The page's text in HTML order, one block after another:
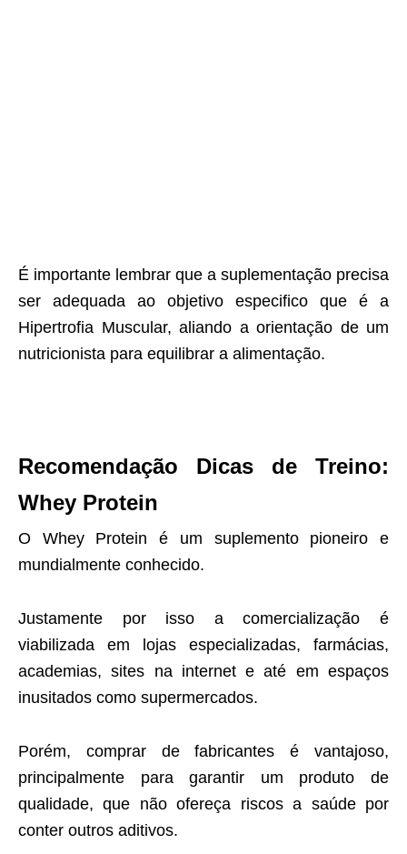
É importante lembrar que a suplementação precisa
ser adequada ao objetivo especifico que é a
Hipertrofia Muscular, aliando a orientação de um
nutricionista para equilibrar a alimentação.
Recomendação Dicas de Treino:
Whey Protein
O Whey Protein é um suplemento pioneiro e
mundialmente conhecido.
Justamente por isso a comercialização é
viabilizada em lojas especializadas, farmácias,
academias, sites na internet e até em espaços
inusitados como supermercados.
Porém, comprar de fabricantes é vantajoso,
principalmente para garantir um produto de
qualidade, que não ofereça riscos a saúde por
conter outros aditivos.